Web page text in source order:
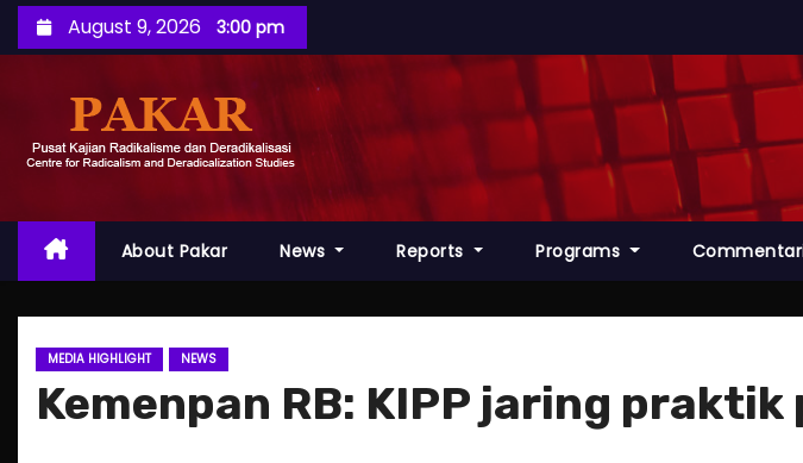
k
c
n
August 9, 2026 3:00 pm
About Pakar News Reports Programs
MEDIA HIGHLIGHT NEWS
Kemenpan RB: KIPP jaring